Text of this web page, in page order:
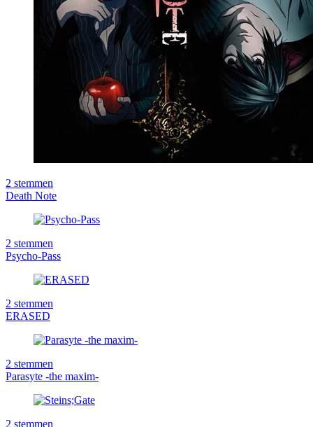
2 stemmen
Death Note
2 stemmen
Psycho-Pass
2 stemmen
ERASED
2 stemmen
Parasyte -the maxim-
2 stemmen